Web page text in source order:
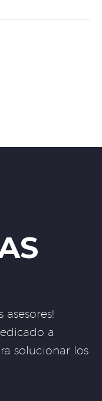
asesores!
a
solucionar los